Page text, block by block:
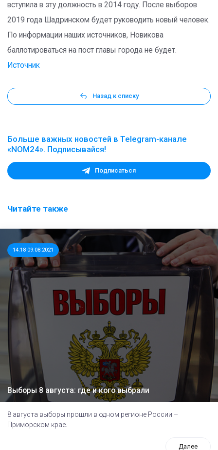
вступила в эту должность в 2014 году. После выборов
2019 года Шадринском будет руководить новый человек.
По информации наших источников, Новикова
баллотироваться на пост главы города не будет.
Источник
Назад к списку
Больше важных новостей в Telegram-канале
«NOM24». Подписывайся!
Подписаться
Читайте также
14:18 09.08.2021
Выборы 8 августа: где и кого выбрали
8 августа выборы прошли в одном регионе России –
Приморском крае.
Далее